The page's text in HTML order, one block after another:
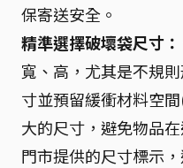
保寄送安全。
精準選擇破壞袋尺寸：
寬、高，尤其是不規
寸並預留緩衝材料空
大的尺寸，避免物品
門市提供的尺寸標示